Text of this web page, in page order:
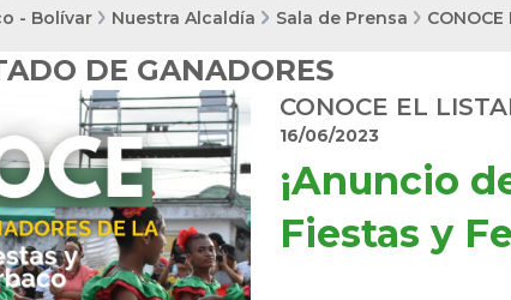
- Bolívar Nuestra Alcaldía Sala de Prensa CONOCE
DE GANADORES
CONOCE EL
16/06/2023
​​​¡Anuncio
Fiestas y